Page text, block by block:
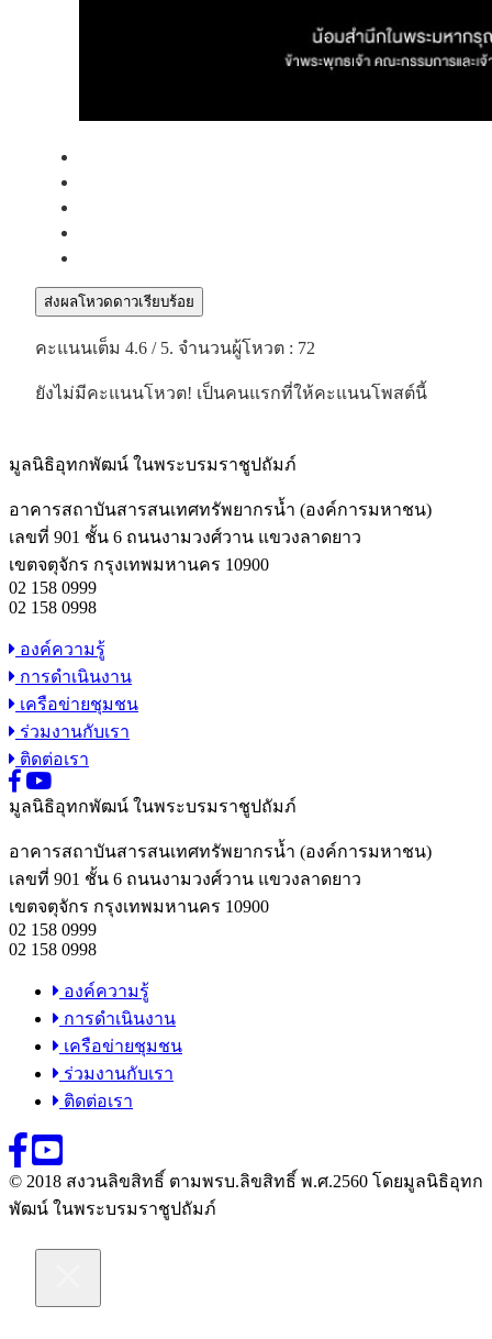
ส่งผลโหวดดาวเรียบร้อย
คะแนนเต็ม 4.6 / 5. จำนวนผู้โหวต : 72
ยังไม่มีคะแนนโหวต! เป็นคนแรกที่ให้คะแนนโพสต์นี้
มูลนิธิอุทกพัฒน์ ในพระบรมราชูปถัมภ์
อาคารสถาบันสารสนเทศทรัพยากรน้ำ (องค์การมหาชน)
เลขที่ 901 ชั้น 6 ถนนงามวงศ์วาน แขวงลาดยาว
เขตจตุจักร กรุงเทพมหานคร 10900
02 158 0999
02 158 0998
องค์ความรู้
การดำเนินงาน
เครือข่ายชุมชน
ร่วมงานกับเรา
ติดต่อเรา
มูลนิธิอุทกพัฒน์ ในพระบรมราชูปถัมภ์
อาคารสถาบันสารสนเทศทรัพยากรน้ำ (องค์การมหาชน)
เลขที่ 901 ชั้น 6 ถนนงามวงศ์วาน แขวงลาดยาว
เขตจตุจักร กรุงเทพมหานคร 10900
02 158 0999
02 158 0998
องค์ความรู้
การดำเนินงาน
เครือข่ายชุมชน
ร่วมงานกับเรา
ติดต่อเรา
© 2018 สงวนลิขสิทธิ์ ตามพรบ.ลิขสิทธิ์ พ.ศ.2560 โดยมูลนิธิอุทก
พัฒน์ ในพระบรมราชูปถัมภ์